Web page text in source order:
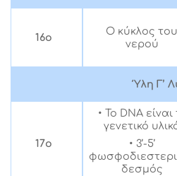
16ο
Ο κύκλος του
νερού
Ύλη Γ’
17ο
• Το DNA είναι
γενετικό
• 3’-5’
δεσμός